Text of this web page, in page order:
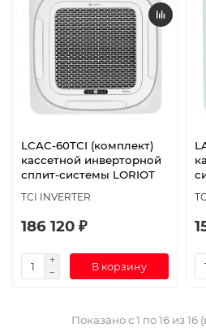
LCAC-60TСI (комплект)
кассетной инверторной
сплит-системы LORIOT
TCI INVERTER
186 120 ₽
В корзину
Показано с 1 по 16 из 16